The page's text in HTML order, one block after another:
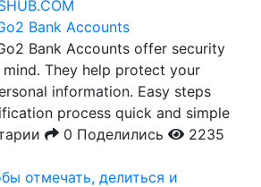
Bank Accounts
Bank Accounts offer security
They help protect your
information. Easy steps
process quick and simple
0 Поделились
2235
отмечать, делиться и